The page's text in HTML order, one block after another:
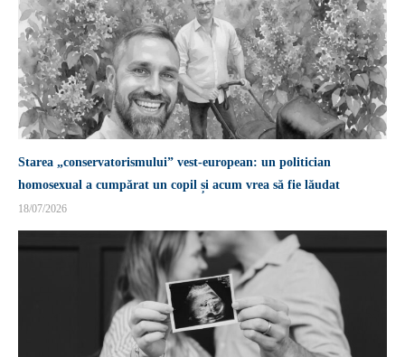
Starea „conservatorismului” vest-european: un politician
homosexual a cumpărat un copil și acum vrea să fie lăudat
18/07/2026